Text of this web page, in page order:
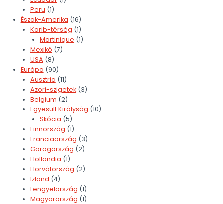
Peru (1)
Észak-Amerika (16)
Karib-térség (1)
Martinique (1)
Mexikó (7)
USA (8)
Európa (90)
Ausztria (11)
Azori-szigetek(3)
Belgium (2)
Egyesült Királyság (10)
Skócia (5)
Finnország (1)
Franciaország (3)
Görögország (2)
Hollandia (1)
Horvátország (2)
Izland (4)
Lengyelország (1)
Magyarország (1)